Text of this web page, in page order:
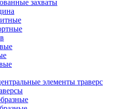
захваты
элементы траверс